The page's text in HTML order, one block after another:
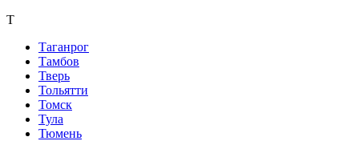
Т
Таганрог
Тамбов
Тверь
Тольятти
Томск
Тула
Тюмень